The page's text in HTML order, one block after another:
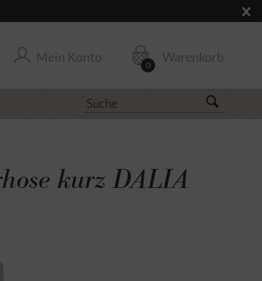
Mein Konto Warenkorb
0
kurz DALIA